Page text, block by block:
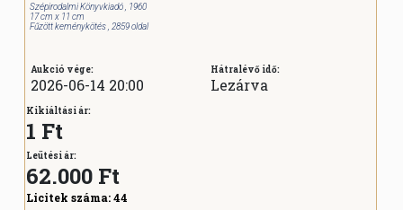
Szépirodalmi Könyvkiadó , 1960
17 cm x 11 cm
Fűzött keménykötés , 2859 oldal
Aukció vége:
2026-06-14 20:00
Hátralévő idő:
Lezárva
Kikiáltási ár:
1 Ft
Leütési ár:
62.000 Ft
Licitek száma:44